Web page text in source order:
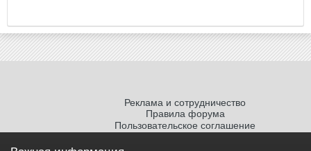
Реклама и сотрудничество
Правила форума
Пользовательское соглашение